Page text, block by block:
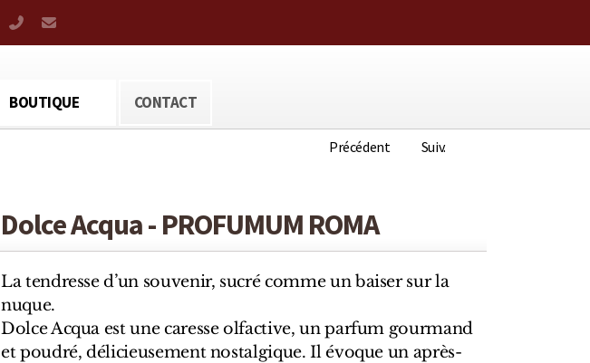
Grand-Rue 38, Genève
+41 22 310 38 75
BOUTIQUE CONTACT
Précédent Suiv.
Dolce Acqua - PROFUMUM ROMA
La tendresse d’un souvenir, sucré comme un baiser sur la
nuque.
Dolce Acqua est une caresse olfactive, un parfum gourmand
et poudré, délicieusement nostalgique. Il évoque un après-